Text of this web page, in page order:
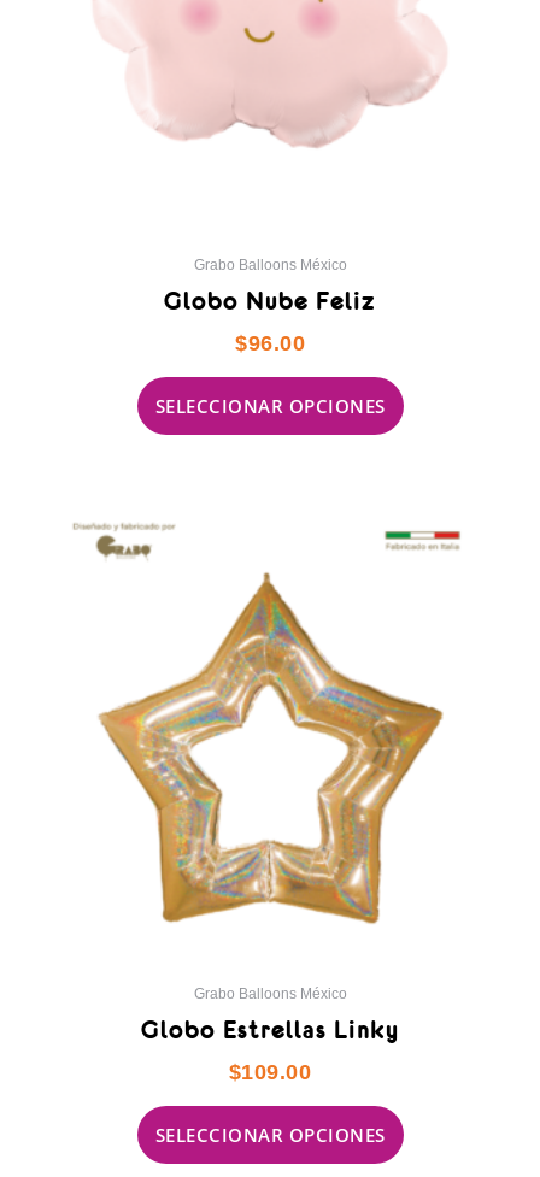
Grabo Balloons México
Globo Nube Feliz
$96.00
SELECCIONAR OPCIONES
elegir
página
Grabo Balloons México
Globo Estrellas Linky
$109.00
SELECCIONAR OPCIONES
producto
tiene
pueden
elegir
en